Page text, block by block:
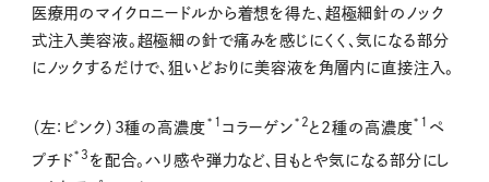
医療用のマイクロニードルから着想を得た、超極細針のノック
式注入美容液。超極細の針で痛みを感じにくく、気になる部分
にノックするだけで、狙いどおりに美容液を角層内に直接注入。
（左：ピンク）3種の高濃度 *1 コラーゲン *2 と2種の高濃度*1 ペ
プチド*3 を配合。ハリ感や弾力など、目もとや気になる部分にし